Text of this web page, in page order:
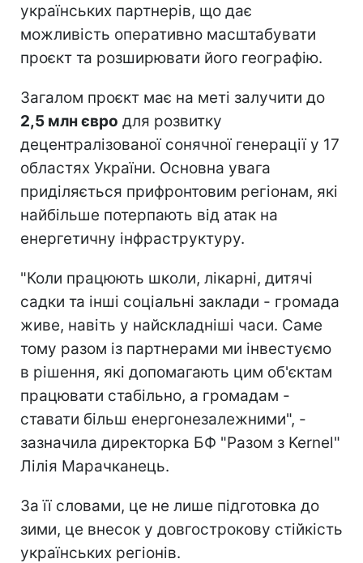
українських партнерів, що дає
можливість оперативно масштабувати
проєкт та розширювати його географію.
Загалом проєкт має на меті залучити до
2,5 млн євро для розвитку
децентралізованої сонячної генерації у 17
областях України. Основна увага
приділяється прифронтовим регіонам, які
найбільше потерпають від атак на
енергетичну інфраструктуру.
"Коли працюють школи, лікарні, дитячі
садки та інші соціальні заклади - громада
живе, навіть у найскладніші часи. Саме
тому разом із партнерами ми інвестуємо
в рішення, які допомагають цим об'єктам
працювати стабільно, а громадам -
ставати більш енергонезалежними", -
зазначила директорка БФ "Разом з Kernel"
Лілія Марачканець.
За її словами, це не лише підготовка до
зими, це внесок у довгострокову стійкість
українських регіонів.